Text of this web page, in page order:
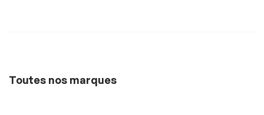
Toutes nos marques